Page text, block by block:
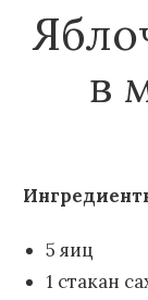
в
5 яиц
1 стакан